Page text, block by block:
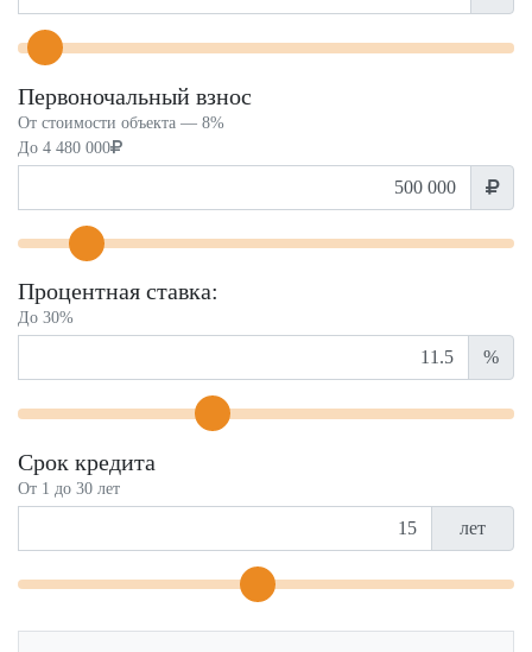
Первоночальный взнос
От стоимости объекта — 8%
До 4 480 000
Процентная ставка:
До 30%
%
Срок кредита
От 1 до 30 лет
лет